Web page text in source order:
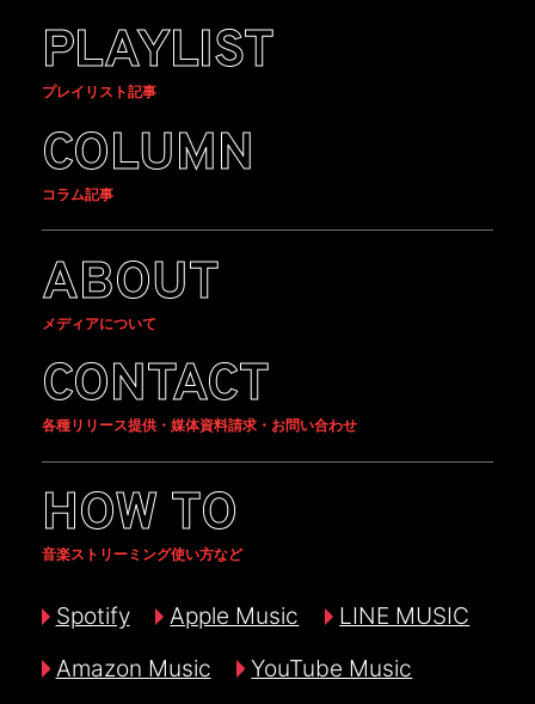
PLAYLIST
プレイリスト記事
COLUMN
コラム記事
ABOUT
メディアについて
CONTACT
各種リリース提供・媒体資料請求・お問い合わせ
HOW TO
音楽ストリーミング使い方など
Spotify Apple Music
LINE MUSIC
Amazon Music
YouTube Music